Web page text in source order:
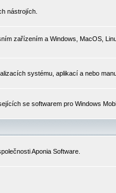
nástrojích.
zařízením a Windows, MacOS,
systému, aplikací a nebo
se softwarem pro Windows
Aponia Software.